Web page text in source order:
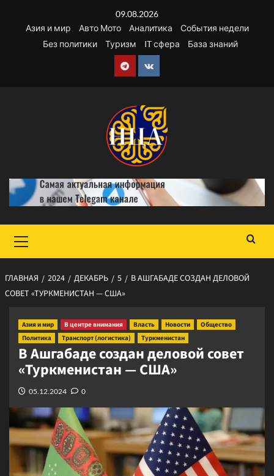
содержимому
09.08.2026
Азия и мир
Авто Мото Аналитика
События недели
Без политики
Туризм IT сфера База знаний
Telegram
VK
меню
ГЛАВНАЯ 2024 ДЕКАБРЬ 5
В АШГАБАДЕ СОЗДАН ДЕЛОВОЙ
СОВЕТ «ТУРКМЕНИСТАН — США»
Азия и мир В центре внимания Власть Новости
Общество
Политика
Транспорт (логистика) Туркменистан
В Ашгабаде создан деловой совет
«Туркменистан — США»
05.12.2024 0